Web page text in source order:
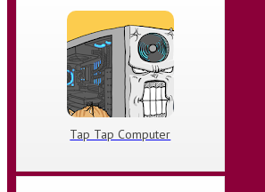
Tap Tap Computer